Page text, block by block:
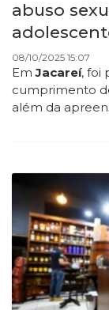
abuso
08/10/2025 15:07
EmJacareí, foi
cumprimento
além da